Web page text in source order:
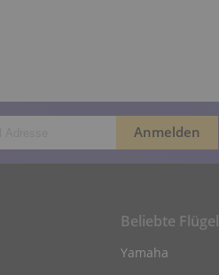
Beliebte Flügel
Yamaha